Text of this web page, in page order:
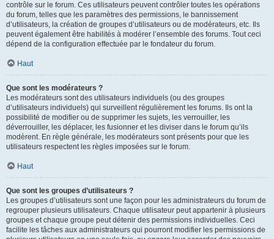
contrôle sur le forum. Ces utilisateurs peuvent contrôler toutes les opérations
du forum, telles que les paramètres des permissions, le bannissement
d’utilisateurs, la création de groupes d’utilisateurs ou de modérateurs, etc. Ils
peuvent également être habilités à modérer l’ensemble des forums. Tout ceci
dépend de la configuration effectuée par le fondateur du forum.
Haut
Que sont les modérateurs ?
Les modérateurs sont des utilisateurs individuels (ou des groupes
d’utilisateurs individuels) qui surveillent régulièrement les forums. Ils ont la
possibilité de modifier ou de supprimer les sujets, les verrouiller, les
déverrouiller, les déplacer, les fusionner et les diviser dans le forum qu’ils
modèrent. En règle générale, les modérateurs sont présents pour que les
utilisateurs respectent les règles imposées sur le forum.
Haut
Que sont les groupes d’utilisateurs ?
Les groupes d’utilisateurs sont une façon pour les administrateurs du forum de
regrouper plusieurs utilisateurs. Chaque utilisateur peut appartenir à plusieurs
groupes et chaque groupe peut détenir des permissions individuelles. Ceci
facilite les tâches aux administrateurs qui pourront modifier les permissions de